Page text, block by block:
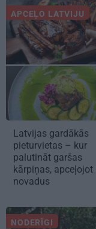
APCEĻO LATVIJU
Latvijas gardākās
pieturvietas – kur
palutināt garšas
kārpiņas, apceļojot
novadus
NODERĪGI